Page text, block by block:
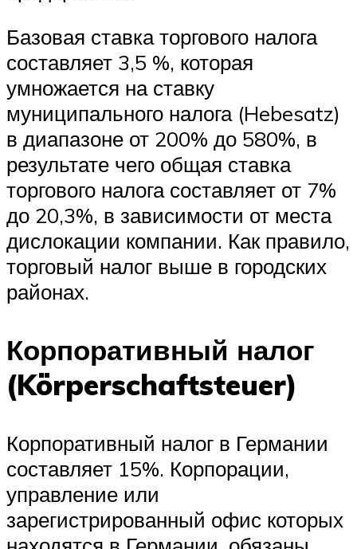
Базовая ставка торгового налога
составляет 3,5 %, которая
умножается на ставку
муниципального налога (Hebesatz)
в диапазоне от 200% до 580%, в
результате чего общая ставка
торгового налога составляет от 7%
до 20,3%, в зависимости от места
дислокации компании. Как правило,
торговый налог выше в городских
районах.
Корпоративный налог
(Körperschaftsteuer)
Корпоративный налог в Германии
составляет 15%. Корпорации,
управление или
зарегистрированный офис которых